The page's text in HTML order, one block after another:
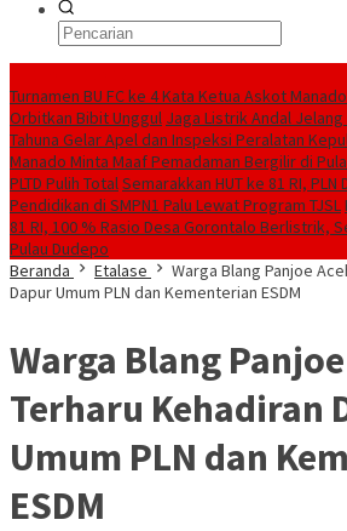
Turnamen BU FC ke 4 Kata Ketua Askot
Orbitkan Bibit Unggul Jaga Listrik Andal Jelang
Tahuna Gelar Apel dan Inspeksi Peralatan
Manado Minta Maaf Pemadaman Bergilir di
PLTD Pulih TotalSemarakkan HUT ke 81 RI,
Pendidikan di SMPN1 Palu Lewat Program TJSL
81 RI, 100 % Rasio Desa Gorontalo Berlistrik,
Pulau Dudepo
Beranda
Etalase
Warga Blang Panjoe
Dapur Umum PLN dan Kementerian ESDM
Warga Blang
Terharu Kehadiran
Umum PLN dan
ESDM